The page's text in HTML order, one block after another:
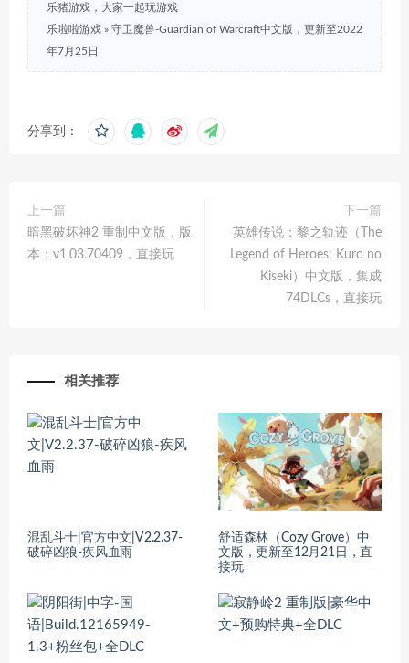
乐猪游戏，大家一起玩游戏
乐啦啦游戏 » 守卫魔兽-Guardian of Warcraft中文版，更新至2022
年7月25日
分享到：
上一篇
暗黑破坏神2 重制中文版，版
本：v1.03.70409，直接玩
下一篇
英雄传说：黎之轨迹（The
Legend of Heroes: Kuro no
Kiseki）中文版，集成
74DLCs，直接玩
相关推荐
混乱斗士|官方中文|V2.2.37-
破碎凶狼-疾风血雨
舒适森林（Cozy Grove）中
文版，更新至12月21日，直
接玩